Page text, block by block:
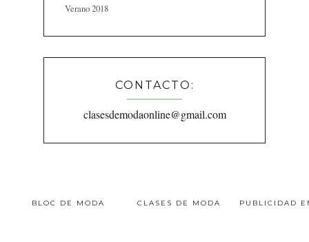
Verano 2018
CONTACTO:
clasesdemodaonline@gmail.com
BLOC DE MODA CLASES DE MODA PUBLICIDAD